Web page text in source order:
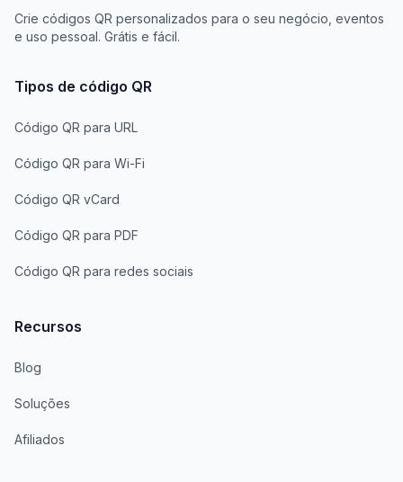
Crie códigos QR personalizados para o seu negócio, eventos
e uso pessoal. Grátis e fácil.
Tipos de código QR
Código QR para URL
Código QR para Wi-Fi
Código QR vCard
Código QR para PDF
Código QR para redes sociais
Recursos
Blog
Soluções
Afiliados